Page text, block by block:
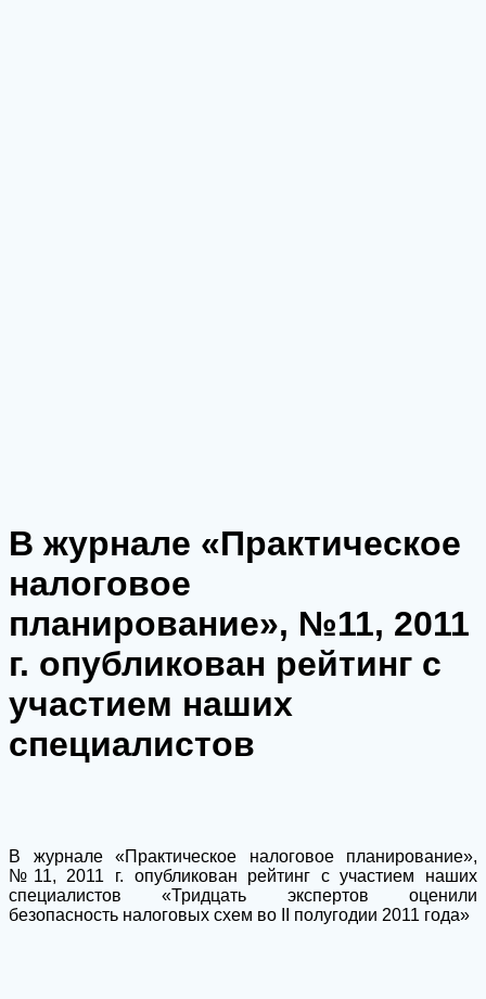
В журнале «Практическое
налоговое
планирование», №11, 2011
г. опубликован рейтинг с
участием наших
специалистов
В журнале «Практическое налоговое планирование»,
№11, 2011 г. опубликован рейтинг с участием наших
специалистов «Тридцать экспертов оценили
безопасность налоговых схем во II полугодии 2011 года»